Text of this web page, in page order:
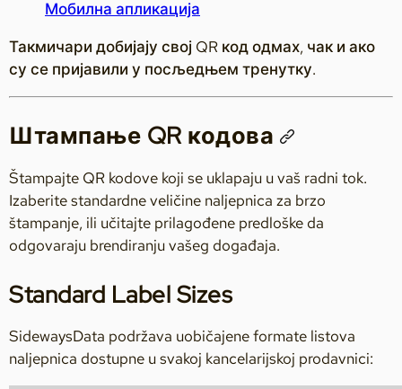
Мобилна апликација
Такмичари добијају свој QR код одмах, чак и ако
су се пријавили у посљедњем тренутку.
Штампање QR кодова
Štampajte QR kodove koji se uklapaju u vaš radni tok.
Izaberite standardne veličine naljepnica za brzo
štampanje, ili učitajte prilagođene predloške da
odgovaraju brendiranju vašeg događaja.
Standard Label Sizes
SidewaysData podržava uobičajene formate listova
naljepnica dostupne u svakoj kancelarijskoj prodavnici: